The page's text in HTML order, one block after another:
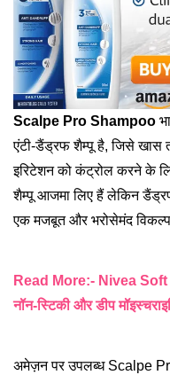
Scalpe Pro Shampoo
एंटी-डैंड्रफ शैम्पू है, जिसे खास
इरिटेशन को कंट्रोल करने के
शैम्पू आजमा लिए हैं लेकिन
एक मजबूत और भरोसेमंद
Read More:- Nivea Soft
नॉन-स्टिकी और डीप
अमेज़न पर उपलब्ध Scalpe